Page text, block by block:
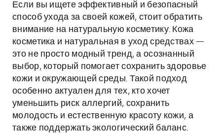
Если вы ищете эффективный и безопасный
способ ухода за своей кожей, стоит обратить
внимание на натуральную косметику. Кожа
косметика и натуральная в уход средствах —
это не просто модный тренд, а осознанный
выбор, который помогает сохранить здоровье
кожи и окружающей среды. Такой подход
особенно актуален для тех, кто хочет
уменьшить риск аллергий, сохранить
молодость и естественную красоту кожи, а
также поддержать экологический баланс.